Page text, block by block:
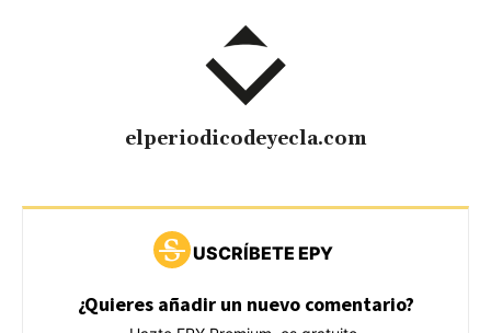
elperiodicodeyecla.com
USCRÍBETE EPY
¿Quieres añadir un nuevo comentario?